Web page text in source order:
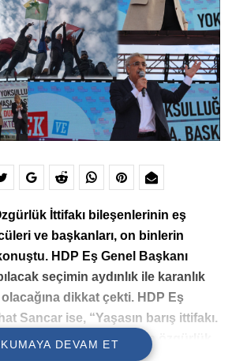
İttifakı bileşenlerinin eş
ve başkanları, on binlerin
HDP Eş Genel Başkanı
seçimin aydınlık ile karanlık
dikkat çekti. HDP Eş
Sancar ise, “Yaşasın barış ittifakı.
barış, emek ve özgürlük
DEVAM ET